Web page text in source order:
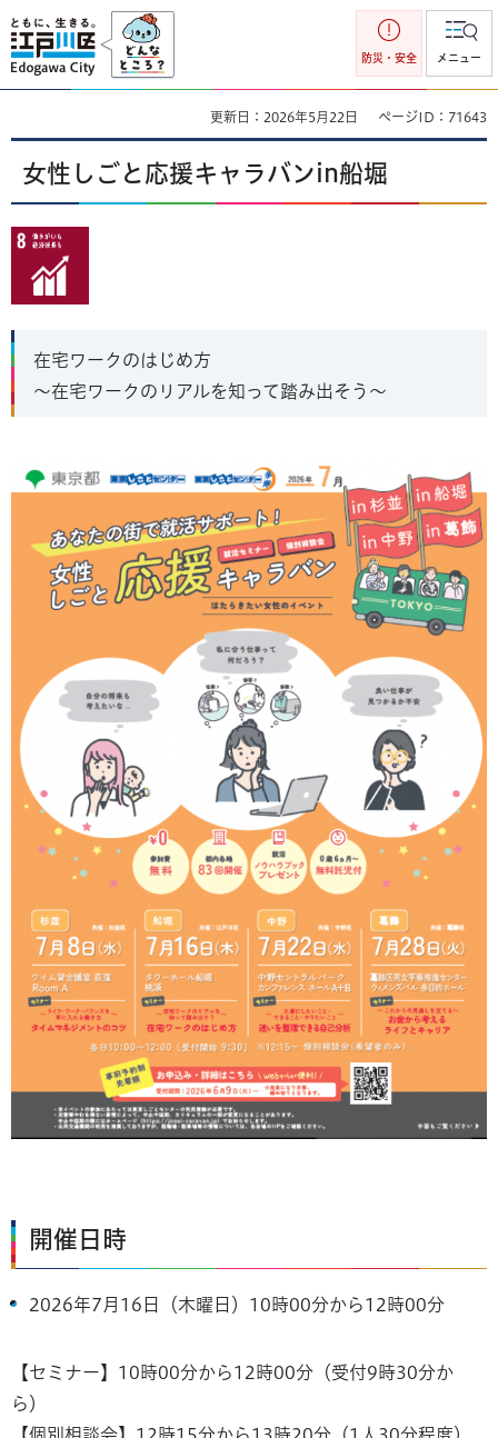
江戸川区
防災・安全 メニュー
更新日：2026年5月22日 ページID：71643
女性しごと応援キャラバンin船堀
在宅ワークのはじめ方
～在宅ワークのリアルを知って踏み出そう～
開催日時
2026年7月16日（木曜日）10時00分から12時00分
【セミナー】10時00分から12時00分（受付9時30分か
ら）